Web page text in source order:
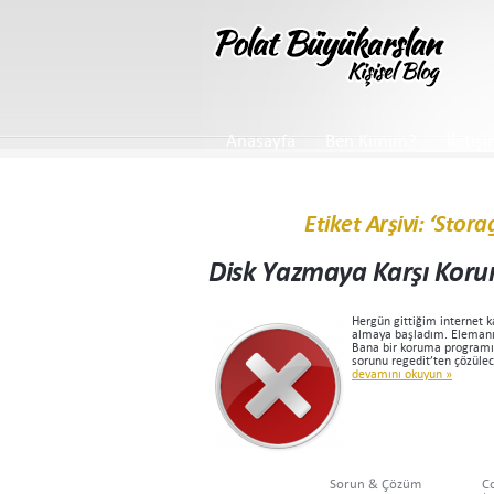
Anasayfa
Etiket Arşivi:
Disk Yazmaya Karşı
Hergün gittiğim internet
almaya başladım.
Bana bir koruma
sorunu regedit’ten
devamını okuyun »
Sorun & Çözüm